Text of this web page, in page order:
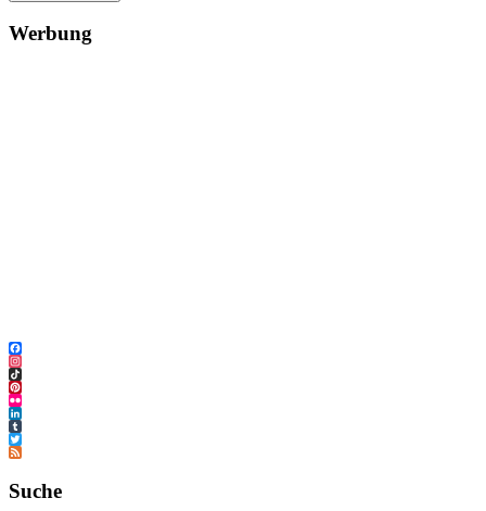
Werbung
Facebook
Instagram
TikTok
Pinterest
Flickr
LinkedIn
Tumblr
Twitter
Feed
Suche